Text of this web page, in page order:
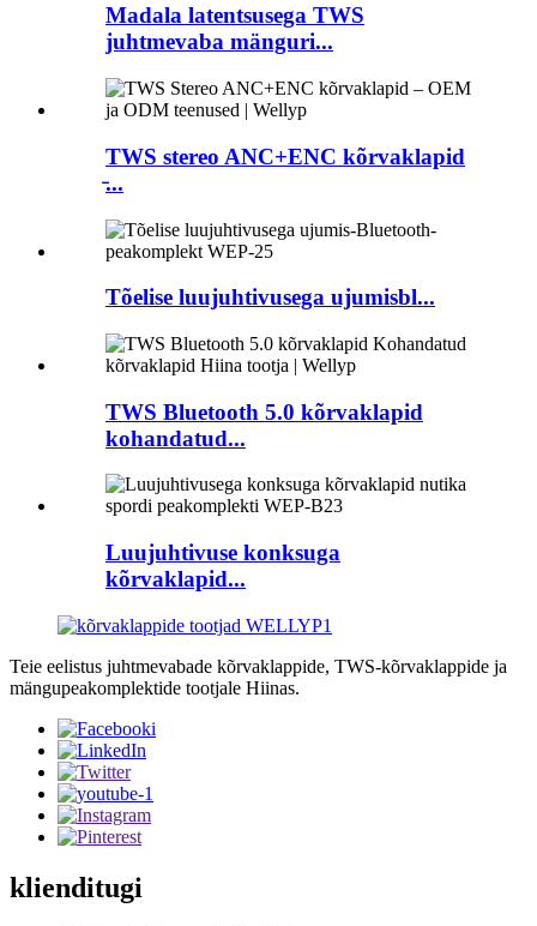
Madala latentsusega TWS
juhtmevaba mänguri...
TWS stereo ANC+ENC kõrvaklapid
̵...
Tõelise luujuhtivusega ujumisbl...
TWS Bluetooth 5.0 kõrvaklapid
kohandatud...
Luujuhtivuse konksuga
kõrvaklapid...
Teie eelistus juhtmevabade kõrvaklappide, TWS-kõrvaklappide ja
mängupeakomplektide tootjale Hiinas.
klienditugi